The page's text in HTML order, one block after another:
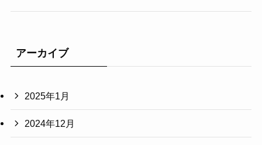
アーカイブ
2025年1月
2024年12月